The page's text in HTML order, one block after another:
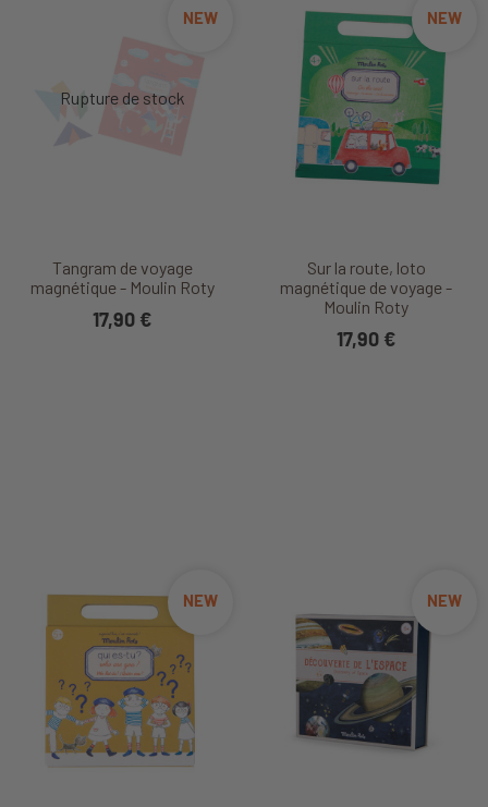
Tangram de voyage
magnétique - Moulin Roty
NEW
17,90 €
Sur la route, loto
magnétique de voyage -
Moulin Roty
NEW
17,90 €
NEW NEW